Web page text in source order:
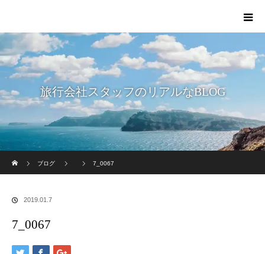
旅行会社スタッフのリアルなBLOG
ブログ
7_0067
2019.01.7
7_0067